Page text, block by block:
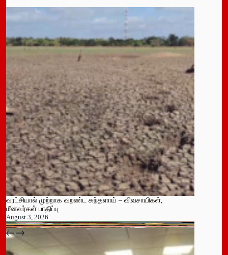
வரட்சியால் முற்றாக வறண்ட கந்தளாய் – விவசாயிகள்,
மீனவர்கள் பாதிப்பு
August 3, 2026
பதுளை மாநகர சபையின் NPP உறுப்பினர் திடீர் ராஜினாமா!
July 14, 2026